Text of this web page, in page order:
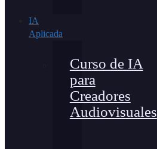
IA
Aplicada
Curso de IA
para
Creadores
Audiovisuales